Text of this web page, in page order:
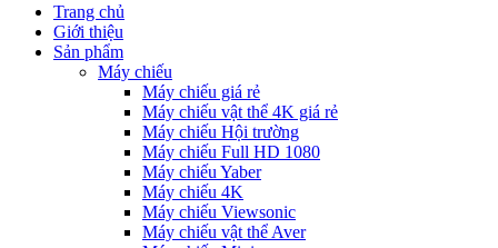
Trang chủ
Giới thiệu
Sản phẩm
Máy chiếu
Máy chiếu giá rẻ
Máy chiếu vật thể 4K giá rẻ
Máy chiếu Hội trường
Máy chiếu Full HD 1080
Máy chiếu Yaber
Máy chiếu 4K
Máy chiếu Viewsonic
Máy chiếu vật thể Aver